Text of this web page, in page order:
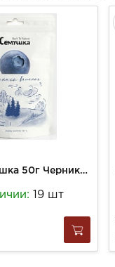
Ягода Семушка 50г Черника вяленая
19 шт